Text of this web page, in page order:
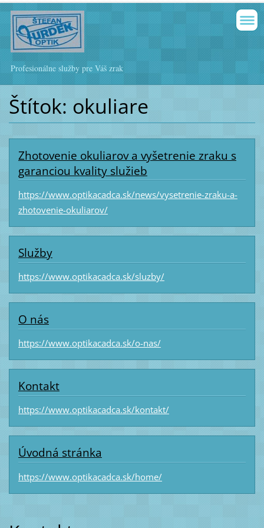
Profesionálne služby pre Váš zrak
Štítok: okuliare
Zhotovenie okuliarov a vyšetrenie zraku s
garanciou kvality služieb
https://www.optikacadca.sk/news/vysetrenie-zraku-a-
zhotovenie-okuliarov/
Služby
https://www.optikacadca.sk/sluzby/
O nás
https://www.optikacadca.sk/o-nas/
Kontakt
https://www.optikacadca.sk/kontakt/
Úvodná stránka
https://www.optikacadca.sk/home/